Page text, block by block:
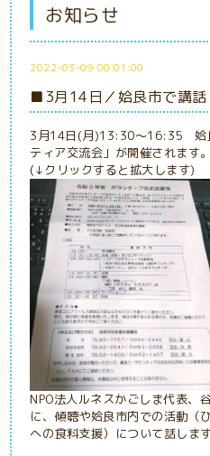
お知らせ
2022-03-09 00:01:00
■3月14日／姶良市で講話
3月14日(月)13:30～16:35 姶
ティア交流会」が開催されます。
(↓クリックすると拡大します)
NPO法人ルネスかごしま代表
に、傾聴や姶良市内での活動（
への食料支援）について話します